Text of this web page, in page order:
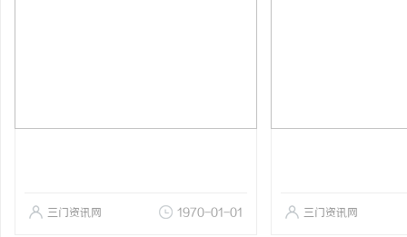
三门资讯网 1970-01-01 三门资讯网